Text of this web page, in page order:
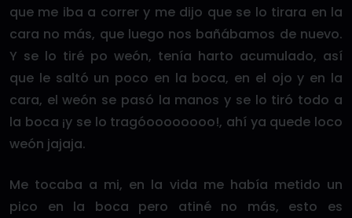
que me iba a correr y me dijo que se lo tirara en la
cara no más, que luego nos bañábamos de nuevo.
Y se lo tiré po weón, tenía harto acumulado, así
que le saltó un poco en la boca, en el ojo y en la
cara, el weón se pasó la manos y se lo tiró todo a
la boca ¡y se lo tragóoooooooo!, ahí ya quede loco
weón jajaja.
Me tocaba a mi, en la vida me había metido un
pico en la boca pero atiné no más, esto es